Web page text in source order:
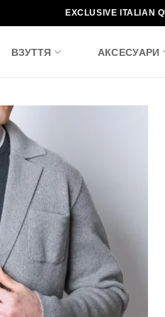
EXCLUSIVE ITALIAN
ВЗУТТЯ АКСЕСУАРИ